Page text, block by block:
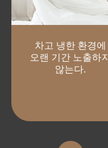
차고 냉한 환경에
오랜 기간 노출하지
않는다.